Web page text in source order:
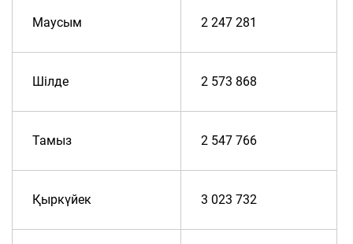
Маусым 2 247 281
Шілде 2 573 868
Тамыз 2 547 766
Қыркүйек 3 023 732